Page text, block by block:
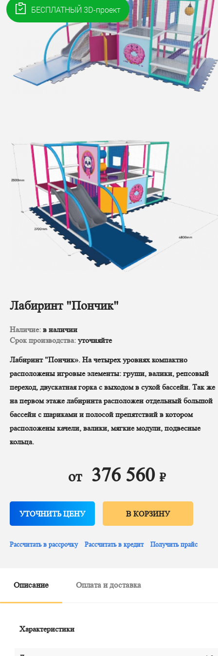
Лабиринт "Пончик"
Наличие: в наличии
Срок производства: уточняйте
Лабиринт "Пончик». На четырех уровнях компактно
расположены игровые элементы: груши, валики, репсовый
переход, двускатная горка с выходом в сухой бассейн. Так же
на первом этаже лабиринта расположен отдельный большой
бассейн с шариками и полосой препятствий в котором
расположены качели, валики, мягкие модули, подвесные
кольца.
от 376 560 ₽
УТОЧНИТЬ ЦЕНУ В КОРЗИНУ
Рассчитать в рассрочку Рассчитать в кредит Получить прайс
Описание Оплата и доставка
Характеристики